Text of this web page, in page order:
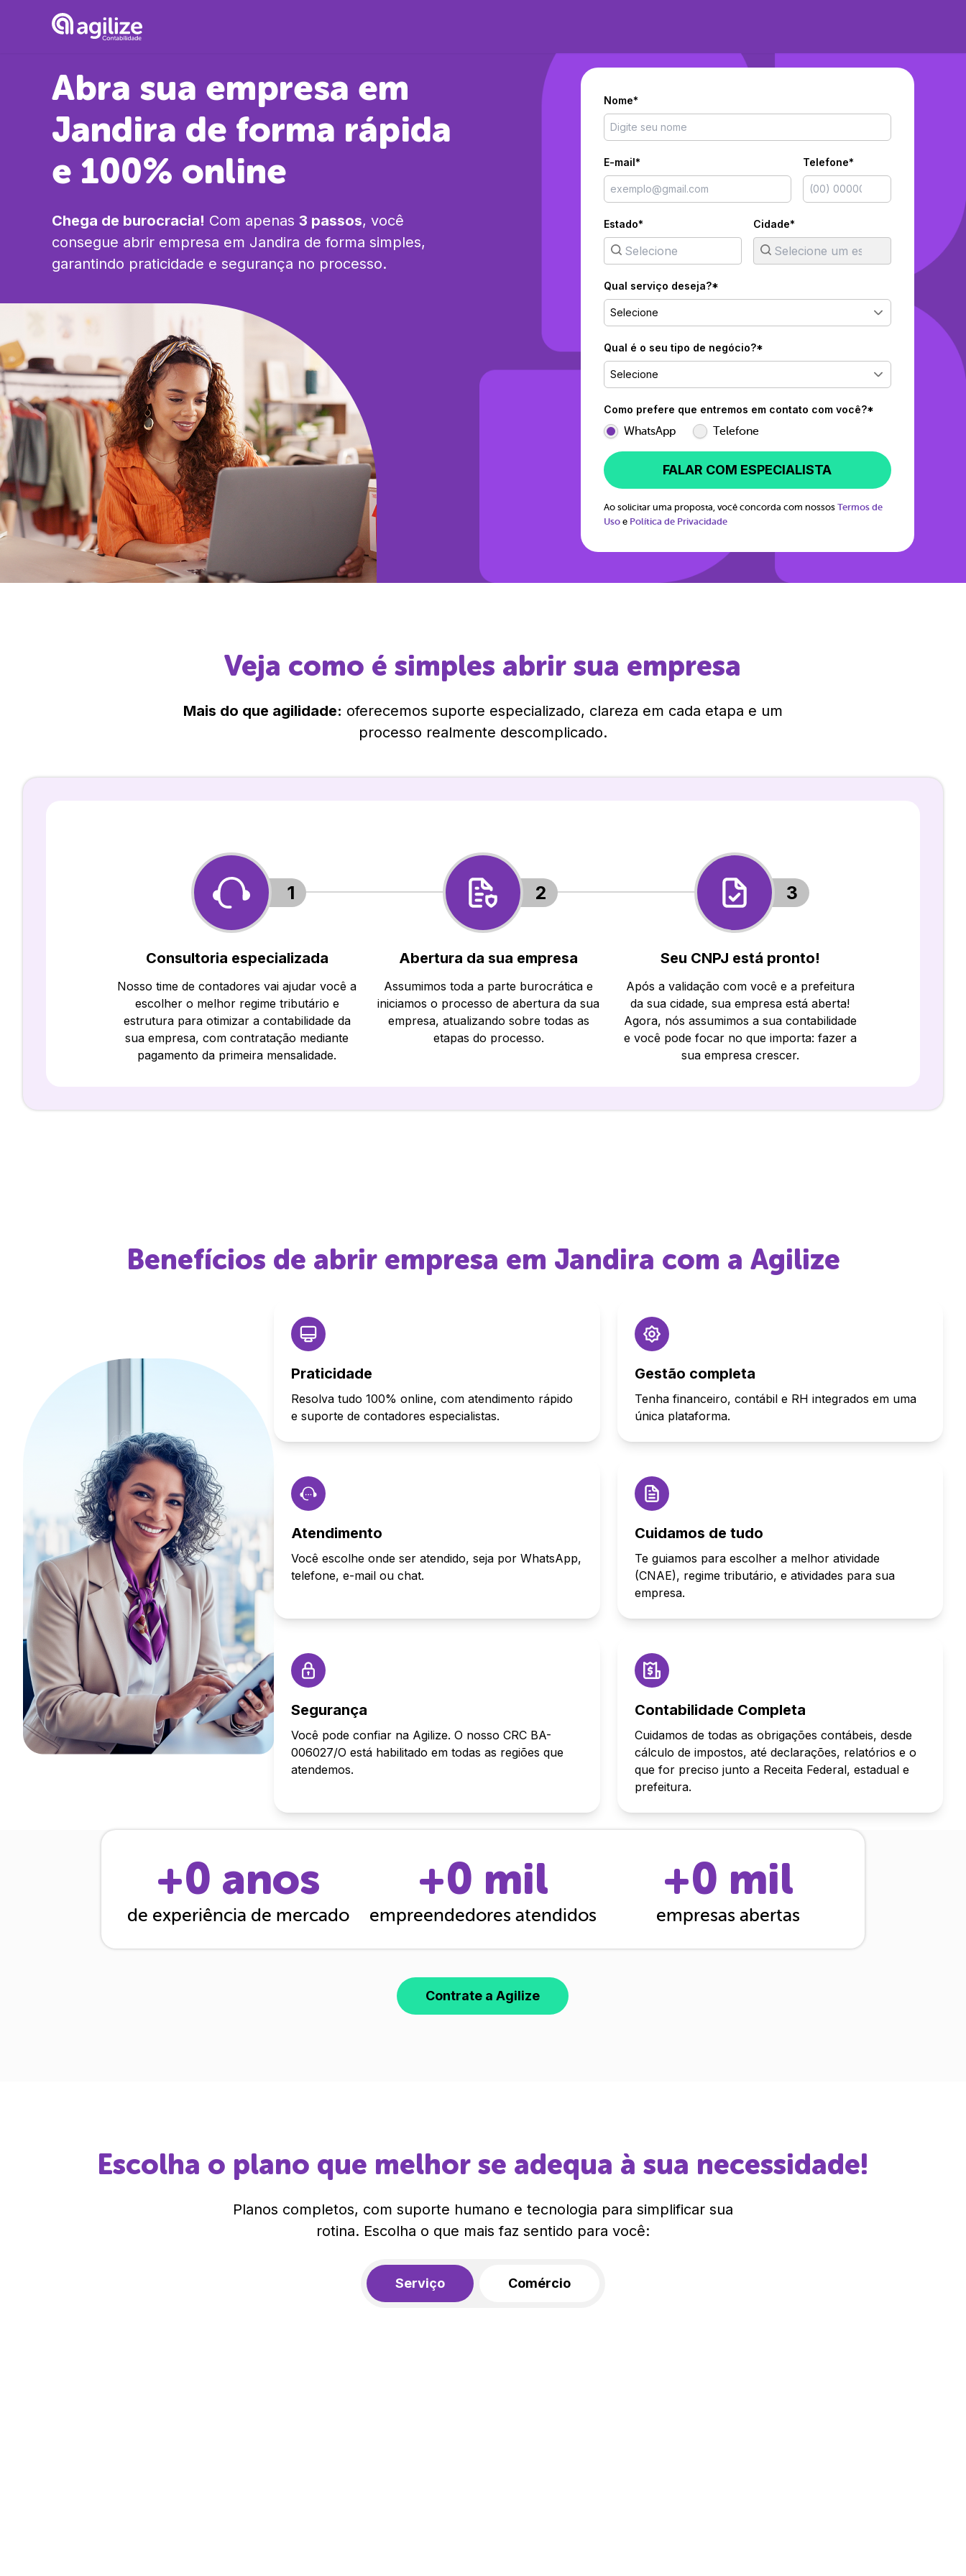
Abra sua empresa em
Jandira de forma rápida
e 100% online
Chega de burocracia! Com apenas 3 passos, você
consegue abrir empresa em Jandira de forma simples,
garantindo praticidade e segurança no processo.
Nome*
E-mail* Telefone*
Estado* Cidade*
Qual serviço deseja?*
Selecione
Qual é o seu tipo de negócio?*
Selecione
Como prefere que entremos em contato com você?*
WhatsApp Telefone
FALAR COM ESPECIALISTA
Ao solicitar uma proposta, você concorda com nossos Termos de
Uso e Política de Privacidade
Veja como é simples abrir sua empresa
Mais do que agilidade: oferecemos suporte especializado, clareza em cada etapa e um
processo realmente descomplicado.
1
Consultoria especializada
Nosso time de contadores vai ajudar você a
escolher o melhor regime tributário e
estrutura para otimizar a contabilidade da
sua empresa, com contratação mediante
pagamento da primeira mensalidade.
2
Abertura da sua empresa
Assumimos toda a parte burocrática e
iniciamos o processo de abertura da sua
empresa, atualizando sobre todas as
etapas do processo.
3
Seu CNPJ está pronto!
Após a validação com você e a prefeitura
da sua cidade, sua empresa está aberta!
Agora, nós assumimos a sua contabilidade
e você pode focar no que importa: fazer a
sua empresa crescer.
Benefícios de abrir empresa em Jandira com a Agilize
Praticidade
Resolva tudo 100% online, com atendimento rápido
e suporte de contadores especialistas.
Gestão completa
Tenha financeiro, contábil e RH integrados em uma
única plataforma.
Atendimento
Você escolhe onde ser atendido, seja por WhatsApp,
telefone, e-mail ou chat.
Cuidamos de tudo
Te guiamos para escolher a melhor atividade
(CNAE), regime tributário, e atividades para sua
empresa.
Segurança
Você pode confiar na Agilize. O nosso CRC BA-
006027/O está habilitado em todas as regiões que
atendemos.
Contabilidade Completa
Cuidamos de todas as obrigações contábeis, desde
cálculo de impostos, até declarações, relatórios e o
que for preciso junto a Receita Federal, estadual e
prefeitura.
+0 anos
de experiência de mercado
+0 mil
empreendedores atendidos
+0 mil
empresas abertas
Contrate a Agilize
Escolha o plano que melhor se adequa à sua necessidade!
Planos completos, com suporte humano e tecnologia para simplificar sua
rotina. Escolha o que mais faz sentido para você:
Serviço Comércio